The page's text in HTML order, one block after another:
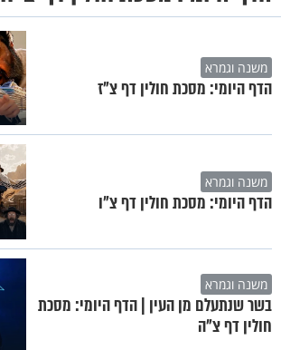
משנה וגמרא
הדף היומי: מסכת חולין דף צ"ז
משנה וגמרא
הדף היומי: מסכת חולין דף צ"ו
משנה וגמרא
בשר שנתעלם מן העין | הדף היומי: מסכת
חולין דף צ"ה